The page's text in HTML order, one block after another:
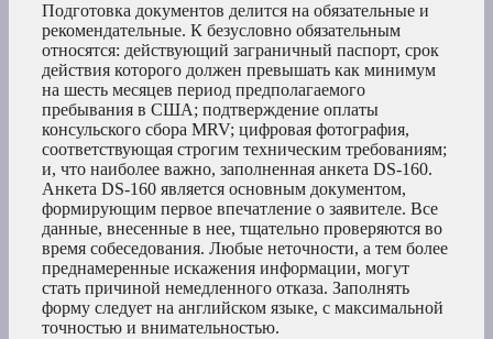
Подготовка документов делится на обязательные и
рекомендательные. К безусловно обязательным
относятся: действующий заграничный паспорт, срок
действия которого должен превышать как минимум
на шесть месяцев период предполагаемого
пребывания в США; подтверждение оплаты
консульского сбора MRV; цифровая фотография,
соответствующая строгим техническим требованиям;
и, что наиболее важно, заполненная анкета DS-160.
Анкета DS-160 является основным документом,
формирующим первое впечатление о заявителе. Все
данные, внесенные в нее, тщательно проверяются во
время собеседования. Любые неточности, а тем более
преднамеренные искажения информации, могут
стать причиной немедленного отказа. Заполнять
форму следует на английском языке, с максимальной
точностью и внимательностью.